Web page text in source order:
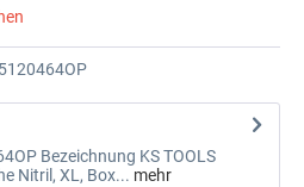
Bezeichnung KS TOOLS
Nitril, XL, Box... mehr